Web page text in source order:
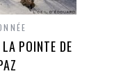
POINTE DE